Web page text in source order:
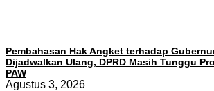
Pembahasan Hak Angket terhadap
Dijadwalkan Ulang, DPRD Masih Tunggu
PAW
Agustus 3, 2026